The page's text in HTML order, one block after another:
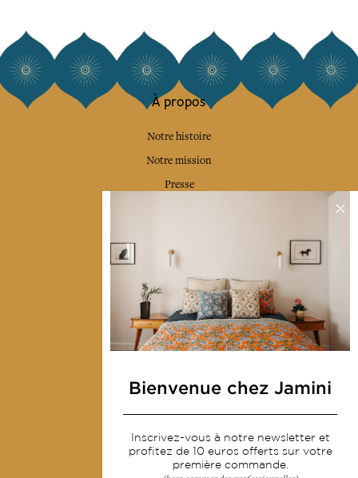
À propos
Notre histoire
Notre mission
Presse
Collections
Déco & Linge de maison
Linge de table
Sacs & pochettes
Services
Livraison & retour
CGV
Bienvenue chez Jamini
Inscrivez-vous à notre newsletter et
profitez de 10 euros offerts sur votre
première commande.